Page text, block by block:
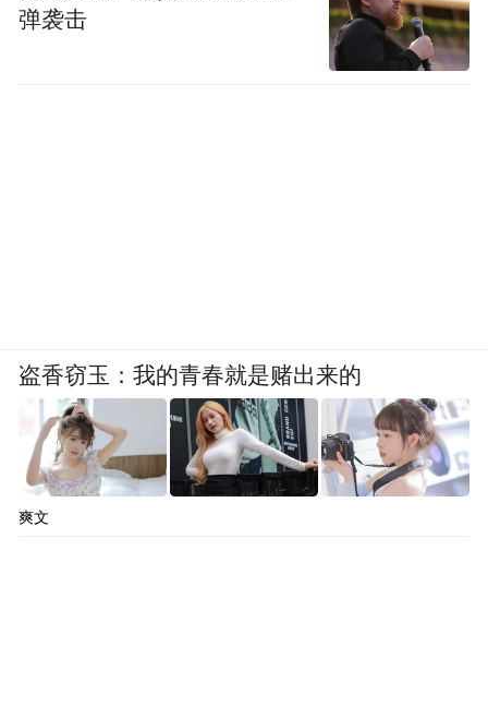
弹袭击
盗香窃玉：我的青春就是赌出来的
爽文